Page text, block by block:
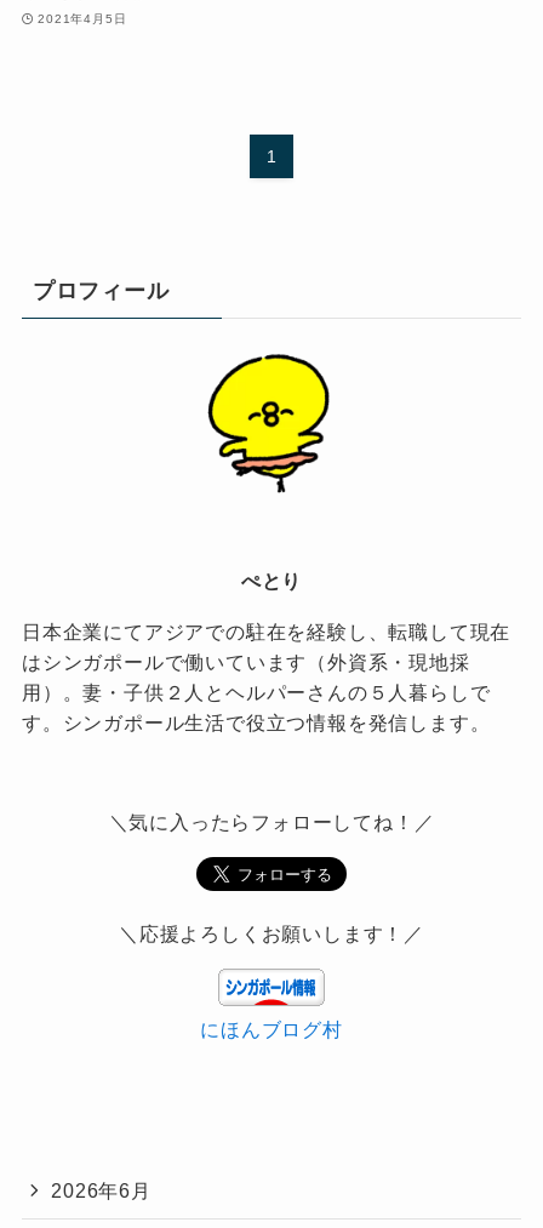
2021年4月5日
1
プロフィール
ぺとり
日本企業にてアジアでの駐在を経験し、転職して現在
はシンガポールで働いています（外資系・現地採
用）。妻・子供２人とヘルパーさんの５人暮らしで
す。シンガポール生活で役立つ情報を発信します。
＼気に入ったらフォローしてね！／
＼応援よろしくお願いします！／
にほんブログ村
2026年6月